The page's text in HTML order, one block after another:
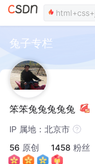
兔子专栏
笨笨兔兔兔兔兔
IP 属地：北京市
56 原创 1458 粉丝